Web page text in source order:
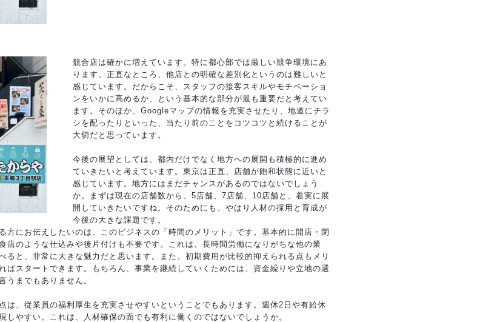
競合店は確かに増えています。特に都心部では厳しい競争環境にあ
ります。正直なところ、他店との明確な差別化というのは難しいと
感じています。だからこそ、スタッフの接客スキルやモチベーショ
ンをいかに高めるか、という基本的な部分が最も重要だと考えてい
ます。そのほか、Googleマップの情報を充実させたり、地道にチラ
シを配ったりといった、当たり前のことをコツコツと続けることが
大切だと思っています。
今後の展望としては、都内だけでなく地方への展開も積極的に進め
ていきたいと考えています。東京は正直、店舗が飽和状態に近いと
感じています。地方にはまだチャンスがあるのではないでしょう
か。まずは現在の店舗数から、5店舗、7店舗、10店舗と、着実に展
開していきたいですね。そのためにも、やはり人材の採用と育成が
今後の大きな課題です。
方にお伝えしたいのは、このビジネスの「時間のメリット」です。基本的に開店・閉
店のような仕込みや後片付けも不要です。これは、長時間労働になりがちな他の業
ると、非常に大きな魅力だと思います。また、初期費用が比較的抑えられる点もメリ
ばスタートできます。もちろん、事業を継続していくためには、資金繰りや立地の選
うまでもありません。
は、従業員の福利厚生を充実させやすいということでもあります。週休2日や有給休
やすい。これは、人材確保の面でも有利に働くのではないでしょうか。